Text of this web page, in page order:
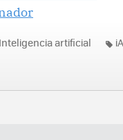
Inteligencia artificial iA